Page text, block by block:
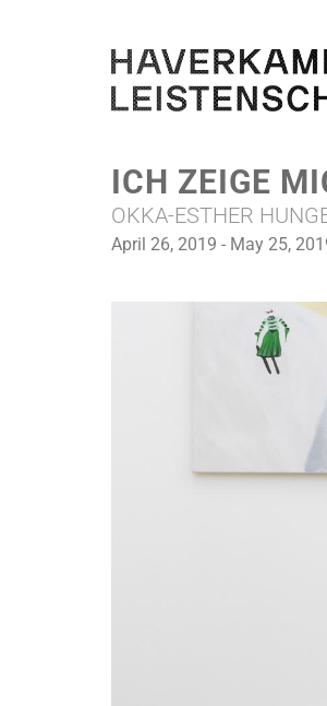
ICH ZEIGE
OKKA-ESTHER
April 26, 2019 - May 25,